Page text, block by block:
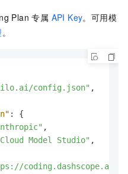
Plan 专属 API Key。可用模
。
config.json" ,
:
{
,
Model Studio" ,